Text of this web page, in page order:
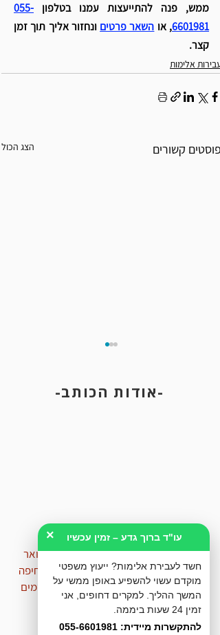
ממש, פנה להתייעצות עמנו בטלפון 055-
6601981, או השאר פרטים
קצר.
עבירות אלימות
פוסטים קשורים הצג הכול
-אודות הכותב-
עו"ד ברוך גדע, מייסד המשרד, בוגר תואר
ראשון במשפטים, יוצא פרקליטות מחוז חיפה
ומומחה בייעוץ, ליווי וייצוג חשודים ונאשמים
בהליכים פליליים.
לקריאה נוספת
עו"ד ברוך גדע – זמין עכשיו ×
חשד לעבירת אלימות? ייעוץ משפטי
מוקדם עשוי להשפיע באופן ממשי על
המשך ההליך. למקרים דחופים, אני
זמין 24 שעות ביממה.
להתקשרות מיידית: 055-6601981